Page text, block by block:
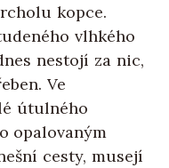
kopce.
vlhkého
nestojí za nic,
Ve
útulného
opalovaným
cesty, musejí